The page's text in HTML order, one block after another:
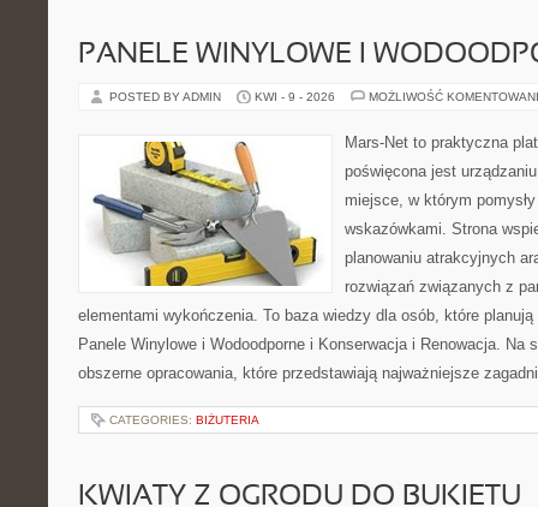
PANELE WINYLOWE I
POSTED BY ADMIN KWI - 9 - 2026 MOŻLIWOŚĆ
Mars-Net to praktyczna
poświęcona jest
miejsce, w którym
wskazówkami. Strona
planowaniu atrakcyjnych
rozwiązań związanych z
elementami wykończenia. To baza wiedzy dla osób, które
Panele Winylowe i Wodoodporne i Konserwacja i Renowacja. Na
obszerne opracowania, które przedstawiają najważniejsze
CATEGORIES: BIŻUTERIA
KWIATY Z OGRODU DO BUKIETU